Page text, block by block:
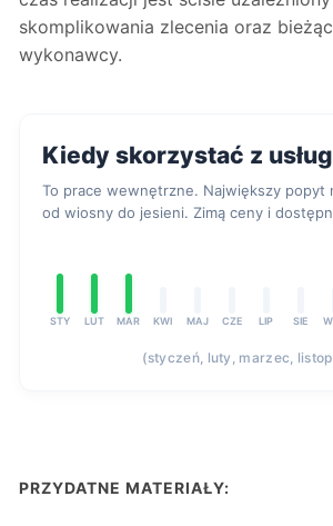
skomplikowania zlecenia oraz
wykonawcy.
Kiedy skorzystać z
To prace wewnętrzne. Największy popyt
od wiosny do jesieni. Zimą ceny i
STY LUT MAR KWI MAJ CZE LIP SIE
(styczeń, luty, marzec,
PRZYDATNE MATERIAŁY: